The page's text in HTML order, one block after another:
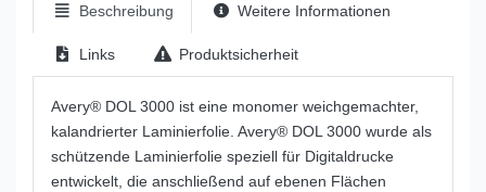
Beschreibung Weitere Informationen
Links Produktsicherheit
Avery® DOL 3000 ist eine monomer weichgemachter,
kalandrierter Laminierfolie. Avery® DOL 3000 wurde als
schützende Laminierfolie speziell für Digitaldrucke
entwickelt, die anschließend auf ebenen Flächen